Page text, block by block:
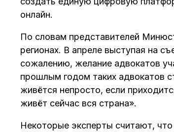
онлайн.
По словам представителей
регионах. В апреле выступая на
сожалению, желание адвокатов
прошлым годом таких адвокатов
живётся непросто, если
живёт сейчас вся страна».
Некоторые эксперты считают,